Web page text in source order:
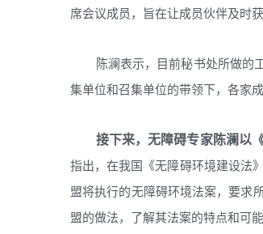
席会议成员，旨在让成员伙伴及时
陈澜表示，目前秘书处所做的
集单位和召集单位的带领下，各家
接下来，无障碍专家陈澜以
指出，在我国《无障碍环境建设法
盟将执行的无障碍环境法案，要求
盟的做法，了解其法案的特点和可能